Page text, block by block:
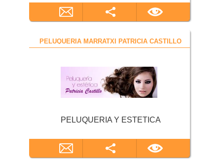
PELUQUERIA MARRATXI PATRICIA CASTILLO
PELUQUERIA Y ESTETICA